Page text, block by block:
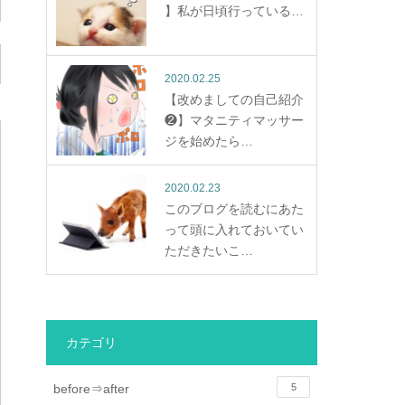
】私が日頃行っている…
2020.02.25
【改めましての自己紹介
❷】マタニティマッサー
ジを始めたら…
2020.02.23
このブログを読むにあた
って頭に入れておいてい
ただきたいこ…
カテゴリ
before⇒after 5